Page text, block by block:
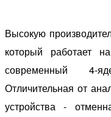
Высокую
который работает
современный 4-
Отличительная от
устройства -